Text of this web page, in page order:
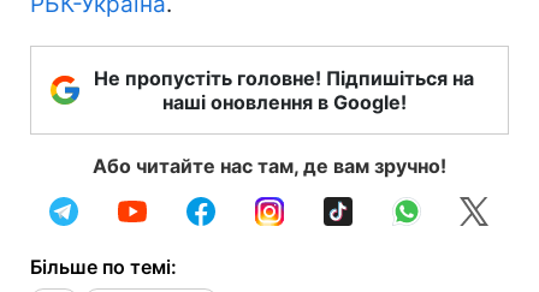
Не пропустіть головне! Підпишіться на
наші оновлення в Google!
Або читайте нас там, де вам зручно!
Більше по темі: